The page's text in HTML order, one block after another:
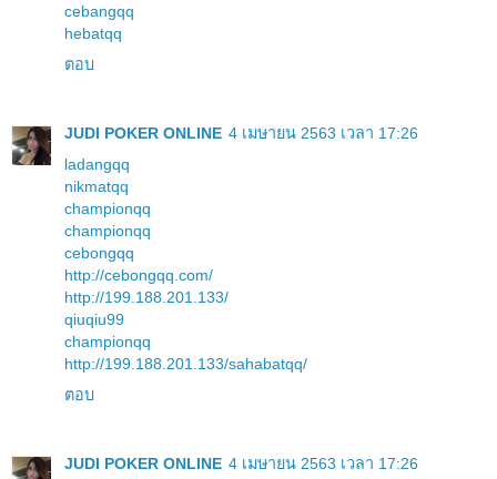
cebangqq
hebatqq
ตอบ
JUDI POKER ONLINE 4 เมษายน 2563 เวลา 17:26
ladangqq
nikmatqq
championqq
championqq
cebongqq
http://cebongqq.com/
http://199.188.201.133/
qiuqiu99
championqq
http://199.188.201.133/sahabatqq/
ตอบ
JUDI POKER ONLINE 4 เมษายน 2563 เวลา 17:26